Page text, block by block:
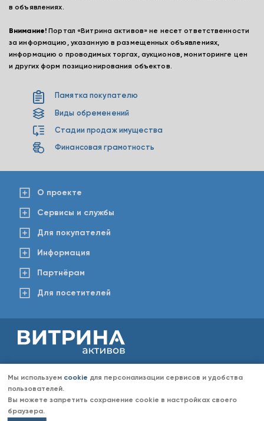
в объявлениях.
Внимание! Портал «Витрина активов» не несет ответственности
за информацию, указанную в размещенных объявлениях,
информацию о проводимых торгах, аукционов, мониторинге цен
и других форм позиционирования объектов.
Памятка покупателю
Виды обременений
Стадии продаж имущества
Финансовая грамотность
О проекте
Сервисы и службы
Для покупателей
Информация
Партнёрам
Для посетителей
является публичной офертой, определяемой положениями Статьи 437 Гражданского кодекса РФ.
Любое копирование информации с сайта разрешено только с согласия администрации «Витрина
информации (объявлений) без объяснений причин отказа.
Мы используем cookie для персонализации сервисов и удобства
пользователей.
Вы можете запретить сохранение cookie в настройках своего
браузера.